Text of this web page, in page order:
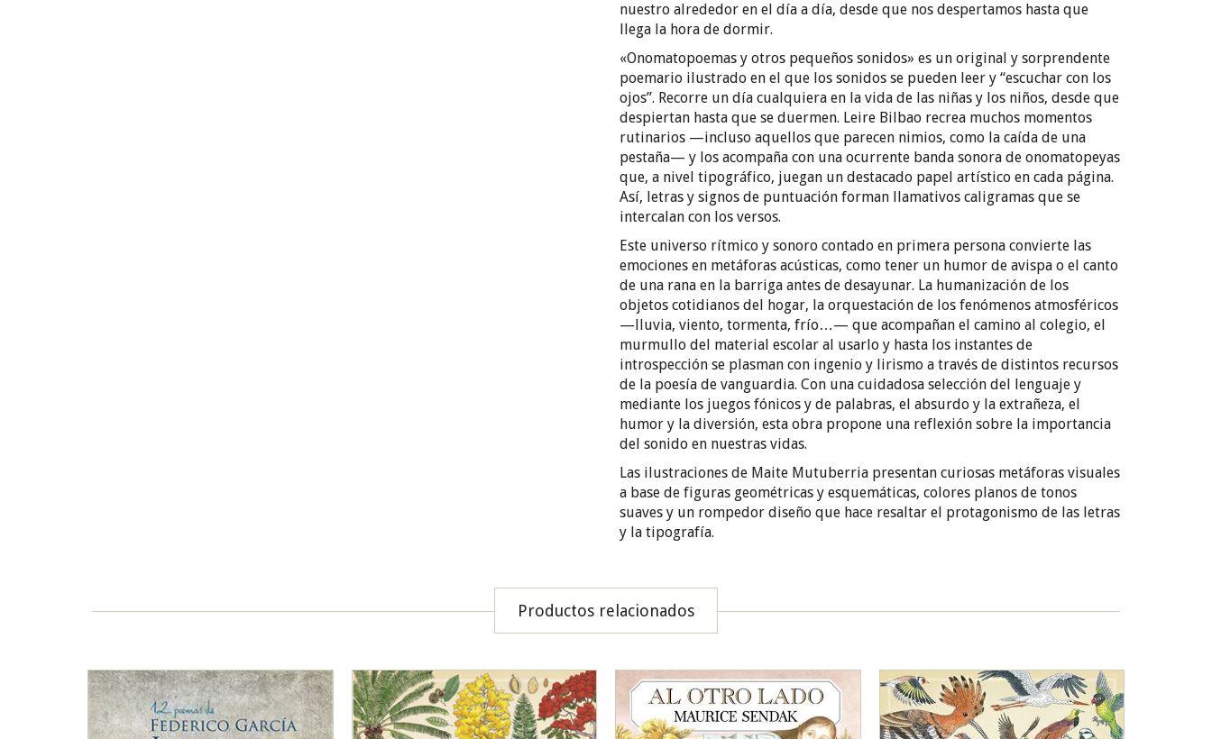
nuestro alrededor en el día a día, desde que nos despertamos hasta que
llega la hora de dormir.
«Onomatopoemas y otros pequeños sonidos» es un original y sorprendente
poemario ilustrado en el que los sonidos se pueden leer y “escuchar con los
ojos”. Recorre un día cualquiera en la vida de las niñas y los niños, desde que
despiertan hasta que se duermen. Leire Bilbao recrea muchos momentos
rutinarios —incluso aquellos que parecen nimios, como la caída de una
pestaña— y los acompaña con una ocurrente banda sonora de onomatopeyas
que, a nivel tipográfico, juegan un destacado papel artístico en cada página.
Así, letras y signos de puntuación forman llamativos caligramas que se
intercalan con los versos.
Este universo rítmico y sonoro contado en primera persona convierte las
emociones en metáforas acústicas, como tener un humor de avispa o el canto
de una rana en la barriga antes de desayunar. La humanización de los
objetos cotidianos del hogar, la orquestación de los fenómenos atmosféricos
—lluvia, viento, tormenta, frío…— que acompañan el camino al colegio, el
murmullo del material escolar al usarlo y hasta los instantes de
introspección se plasman con ingenio y lirismo a través de distintos recursos
de la poesía de vanguardia. Con una cuidadosa selección del lenguaje y
mediante los juegos fónicos y de palabras, el absurdo y la extrañeza, el
humor y la diversión, esta obra propone una reflexión sobre la importancia
del sonido en nuestras vidas.
Las ilustraciones de Maite Mutuberria presentan curiosas metáforas visuales
a base de figuras geométricas y esquemáticas, colores planos de tonos
suaves y un rompedor diseño que hace resaltar el protagonismo de las letras
y la tipografía.
Productos relacionados